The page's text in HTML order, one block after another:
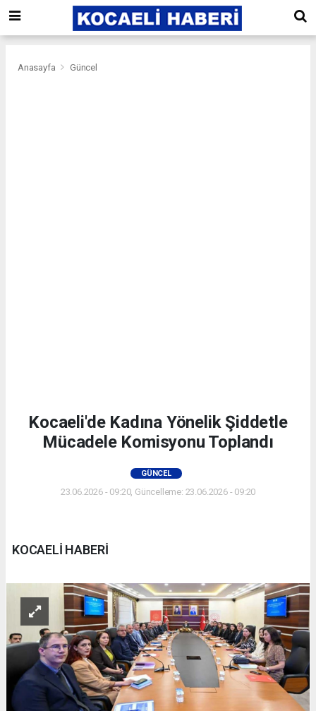
Anasayfa Güncel
Kocaeli'de Kadına Yönelik Şiddetle
Mücadele Komisyonu Toplandı
GÜNCEL
23.06.2026 - 09:20, Güncelleme: 23.06.2026 - 09:20
KOCAELİ HABERİ